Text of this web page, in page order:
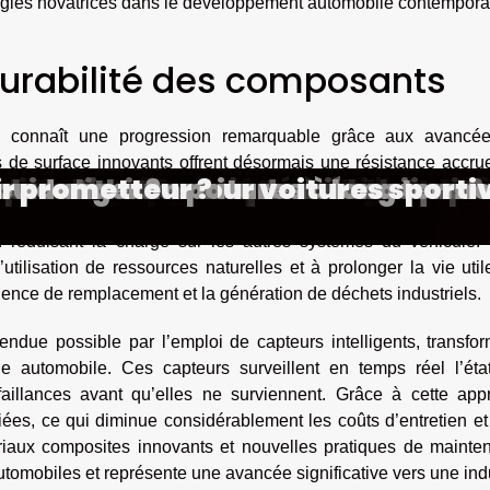
des composants
connaît une progression remarquable grâce aux
surface innovants offrent désormais une résistance
des pièces mécaniques dans des conditions variées. Le
réduisant la charge sur les autres systèmes du véhicule.
de ressources naturelles et à prolonger la vie
de remplacement et la génération de déchets industriels.
possible par l’emploi de capteurs intelligents,
automobile. Ces capteurs surveillent en temps réel
avant qu’elles ne surviennent. Grâce à cette
ce qui diminue considérablement les coûts d’entretien
composites innovants et nouvelles pratiques de
et représente une avancée significative vers une
les particuliers misent
pour changer de pare-brise
du système de contrôle
de carburant en ville ?
transforment l'univers des
un pneu endommagé?
pour votre véhicule ?
assure le lavage auto
remorquage fiable et rapide
pour votre véhicule
transforment
pour votre véhicule
hybride adapté à vos
SUV électriques et leur
de votre automobile
des travaux de mécanique ?
de voitures à long terme
lithium pour voitures
danger ?
prometteur ?